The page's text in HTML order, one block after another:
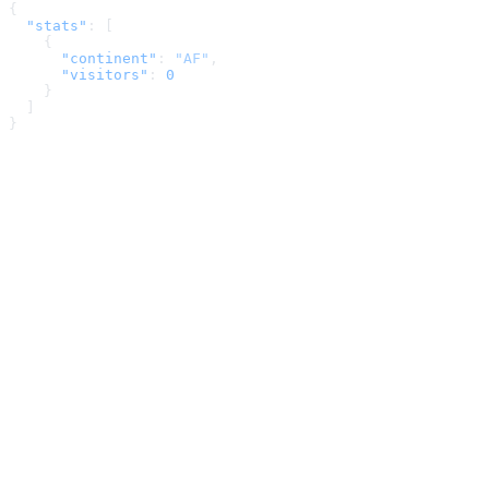
{
  "stats"
: [
    {
      "continent"
: "AF" ,
      "visitors"
: 0
    }
}